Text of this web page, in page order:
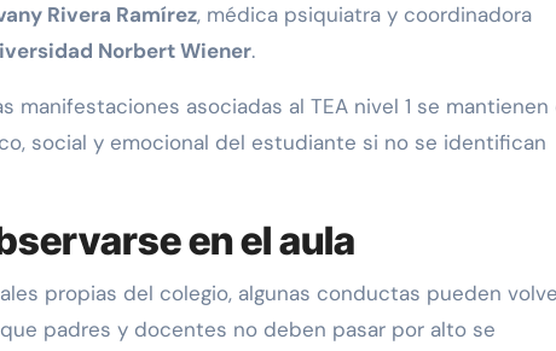
Rivera Ramírez, médica psiquiatra y coordinadora
Norbert Wiener.
asociadas al TEA nivel 1 se mantienen
social y emocional del estudiante si no se identifican
en el aula
propias del colegio, algunas conductas pueden
que padres y docentes no deben pasar por alto se